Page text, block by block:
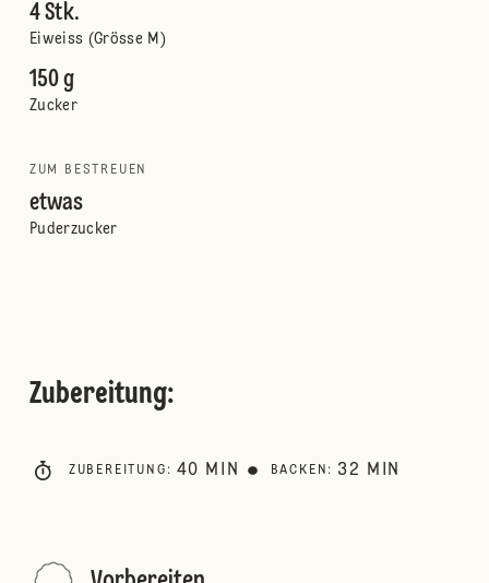
4 Stk.
Eiweiss (Grösse M)
150 g
Zucker
ZUM BESTREUEN
etwas
Puderzucker
Zubereitung:
ZUBEREITUNG : 40 MIN BACKEN : 32 MIN